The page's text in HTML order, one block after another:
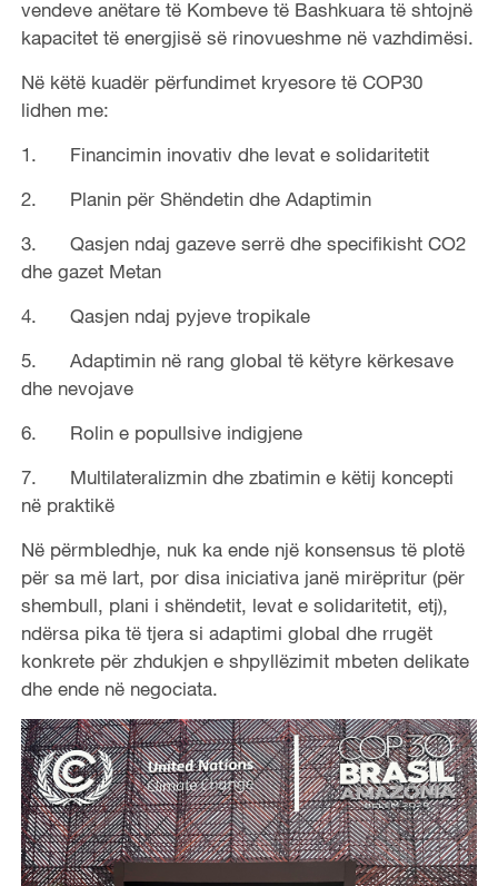
vendeve anëtare të Kombeve të Bashkuara të shtojnë
kapacitet të energjisë së rinovueshme në vazhdimësi.
Në këtë kuadër përfundimet kryesore të COP30
lidhen me:
1. Financimin inovativ dhe levat e solidaritetit
2. Planin për Shëndetin dhe Adaptimin
3. Qasjen ndaj gazeve serrë dhe specifikisht CO2
dhe gazet Metan
4. Qasjen ndaj pyjeve tropikale
5. Adaptimin në rang global të këtyre kërkesave
dhe nevojave
6. Rolin e popullsive indigjene
7. Multilateralizmin dhe zbatimin e këtij koncepti
në praktikë
Në përmbledhje, nuk ka ende një konsensus të plotë
për sa më lart, por disa iniciativa janë mirëpritur (për
shembull, plani i shëndetit, levat e solidaritetit, etj),
ndërsa pika të tjera si adaptimi global dhe rrugët
konkrete për zhdukjen e shpyllëzimit mbeten delikate
dhe ende në negociata.